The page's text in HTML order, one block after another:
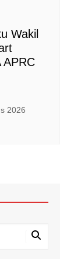
Wakil
APRC
2026